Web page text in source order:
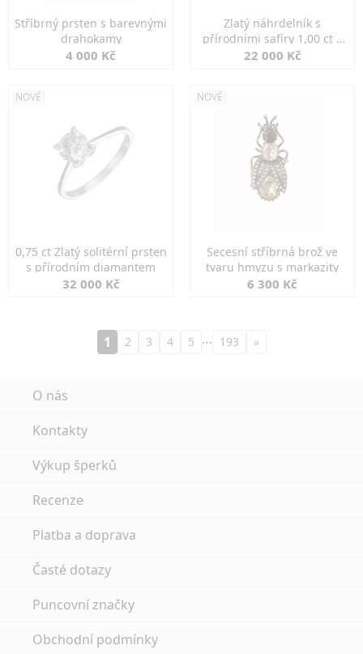
Stříbrný prsten s barevnými
drahokamy
4 000 Kč
Zlatý náhrdelník s
přírodními safíry 1,00 ct a
diamanty
22 000 Kč
NOVÉ
0,75 ct Zlatý solitérní prsten
s přírodním diamantem
32 000 Kč
NOVÉ
Secesní stříbrná brož ve
tvaru hmyzu s markazity
6 300 Kč
1 2 3 4 5 … 193 »
O nás
Kontakty
Výkup šperků
Recenze
Platba a doprava
Časté dotazy
Puncovní značky
Obchodní podmínky